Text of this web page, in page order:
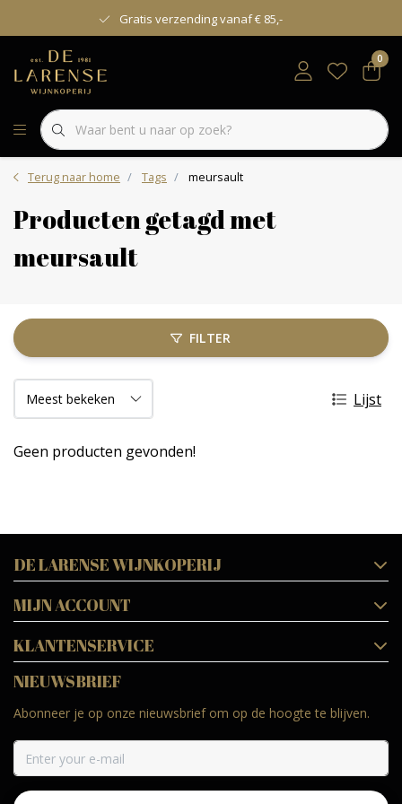
Gratis verzending vanaf € 85,-
0
Terug naar home Tags meursault
Producten getagd met
meursault
FILTER
Lijst
Geen producten gevonden!
DE LARENSE WIJNKOPERIJ
MIJN ACCOUNT
KLANTENSERVICE
NIEUWSBRIEF
Abonneer je op onze nieuwsbrief om op de hoogte te blijven.